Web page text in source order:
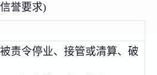
誉要求)
责令停业、接管或清算、破